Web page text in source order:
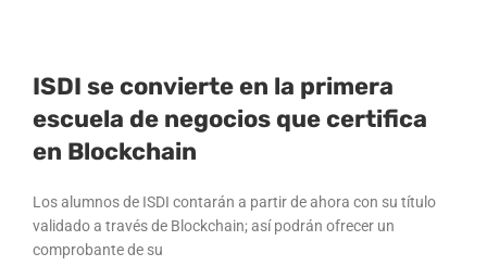
ISDI se convierte en la primera
escuela de negocios que certifica
en Blockchain
Los alumnos de ISDI contarán a partir de ahora con su título
validado a través de Blockchain; así podrán ofrecer un
comprobante de su